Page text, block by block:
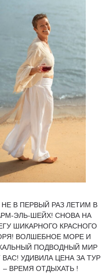
В ПЕРВЫЙ РАЗ ЛЕТИМ В
ЭЛЬ-ШЕЙХ! СНОВА НА
ШИКАРНОГО КРАСНОГО
ВОЛШЕБНОЕ МОРЕ И
ПОДВОДНЫЙ МИР
УДИВИЛА ЦЕНА ЗА ТУР
– ВРЕМЯ ОТДЫХАТЬ !